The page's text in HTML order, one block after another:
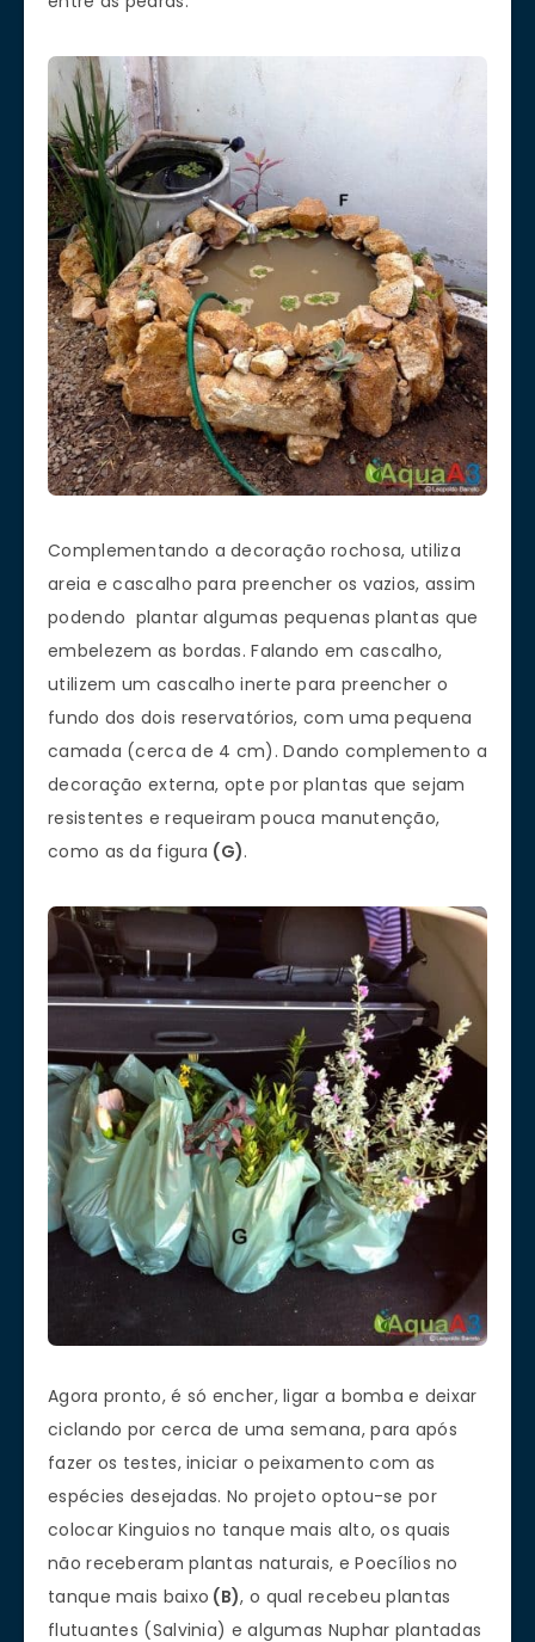
Complementando a decoração rochosa, utiliza
areia e cascalho para preencher os vazios, assim
podendo plantar algumas pequenas plantas que
embelezem as bordas. Falando em cascalho,
utilizem um cascalho inerte para preencher o
fundo dos dois reservatórios, com uma pequena
camada (cerca de 4 cm). Dando complemento a
decoração externa, opte por plantas que sejam
resistentes e requeiram pouca manutenção,
como as da figura (G).
Agora pronto, é só encher, ligar a bomba e deixar
ciclando por cerca de uma semana, para após
fazer os testes, iniciar o peixamento com as
espécies desejadas. No projeto optou-se por
colocar Kinguios no tanque mais alto, os quais
não receberam plantas naturais, e Poecílios no
tanque mais baixo (B), o qual recebeu plantas
flutuantes (Salvinia) e algumas Nuphar plantadas